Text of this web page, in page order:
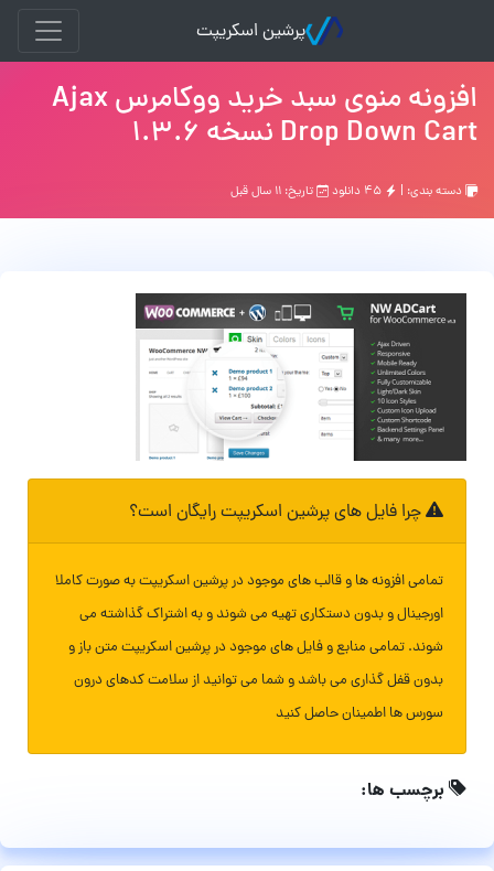
پرشین اسکریپت
افزونه منوی سبد خرید ووکامرس Ajax
Drop Down Cart نسخه 1.3.6
دسته بندی: | تاریخ: ۱۱ سال قبل
چرا فایل های پرشین اسکریپت رایگان است؟
تمامی افزونه ها و قالب های موجود در پرشین اسکریپت به صورت کاملا
اورجینال و بدون دستکاری تهیه می شوند و به اشتراک گذاشته می
شوند. تمامی منابع و فایل های موجود در پرشین اسکریپت متن باز و
بدون قفل گذاری می باشد و شما می توانید از سلامت کدهای درون
سورس ها اطمینان حاصل کنید
برچسب ها: